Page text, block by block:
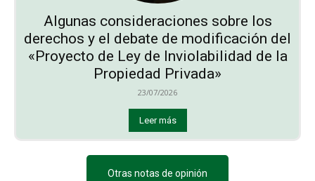
Algunas consideraciones sobre los
derechos y el debate de modificación del
«Proyecto de Ley de Inviolabilidad de la
Propiedad Privada»
23/07/2026
Leer más
Otras notas de opinión